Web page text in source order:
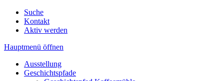
Suche
Kontakt
Aktiv werden
Hauptmenü öffnen
Ausstellung
Geschichtspfade